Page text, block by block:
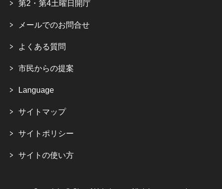
第2・第4土曜日開庁
メールでのお問合せ
よくある質問
市民からの提案
Language
サイトマップ
サイトポリシー
サイトの使い方